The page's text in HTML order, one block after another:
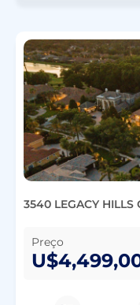
3540 LEGACY HILLS
Preço